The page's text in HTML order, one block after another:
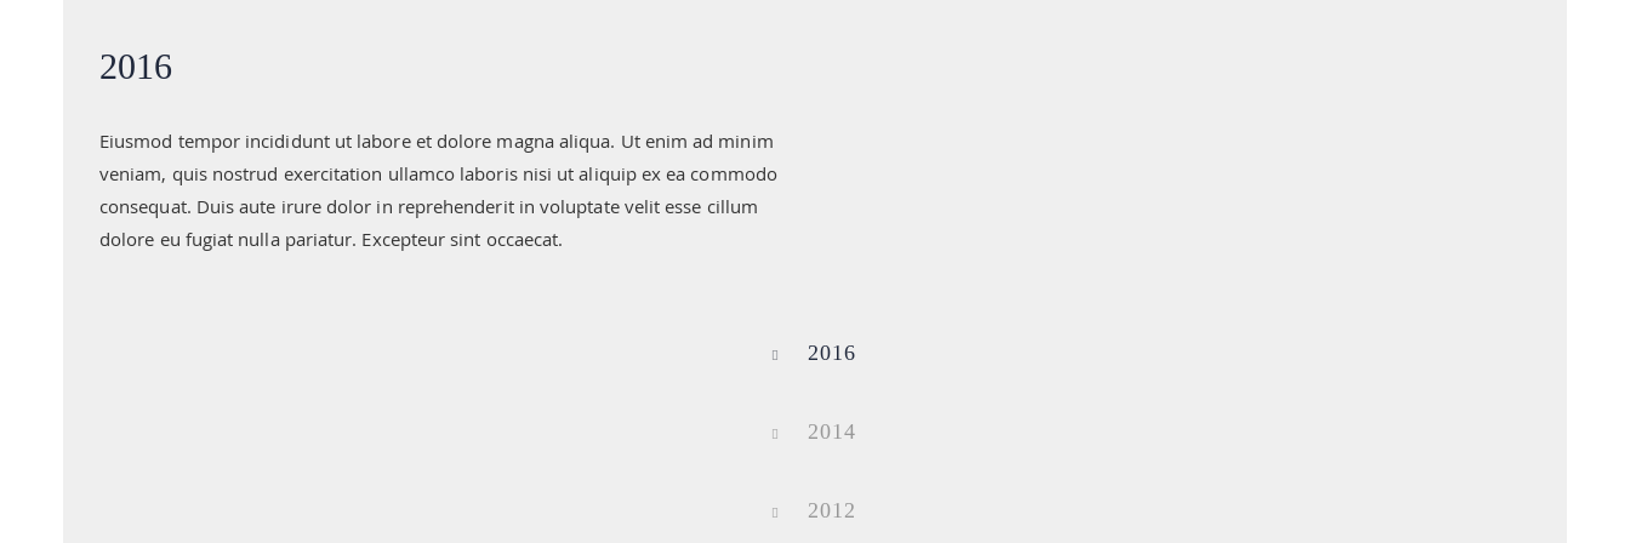
2016
Eiusmod tempor incididunt ut labore et dolore magna aliqua. Ut enim ad minim
veniam, quis nostrud exercitation ullamco laboris nisi ut aliquip ex ea commodo
consequat. Duis aute irure dolor in reprehenderit in voluptate velit esse cillum
dolore eu fugiat nulla pariatur. Excepteur sint occaecat.
2016
2014
2012